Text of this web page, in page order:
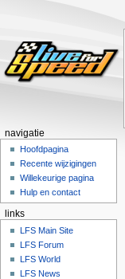
navigatie
Hoofdpagina
Recente wijzigingen
Willekeurige pagina
Hulp en contact
links
LFS Main Site
LFS Forum
LFS World
LFS News